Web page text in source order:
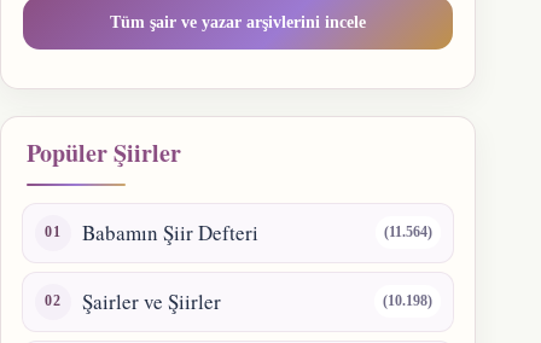
Tüm şair ve yazar arşivlerini incele
Popüler Şiirler
Babamın Şiir Defteri (11.564)
Şairler ve Şiirler (10.198)